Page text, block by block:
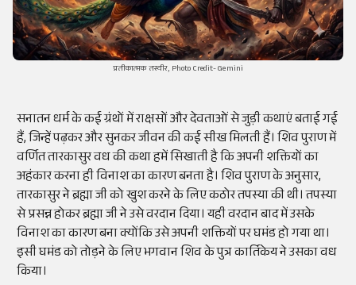
प्रतीकात्मक तस्वीर, Photo Credit- Gemini
सनातन धर्म के कई ग्रंथों में राक्षसों और देवताओं से जुड़ी कथाएं बताई गई
हैं, जिन्हें पढ़कर और सुनकर जीवन की कई सीख मिलती हैं। शिव पुराण में
वर्णित तारकासुर वध की कथा हमें सिखाती है कि अपनी शक्तियों का
अहंकार करना ही विनाश का कारण बनता है। शिव पुराण के अनुसार,
तारकासुर ने ब्रह्मा जी को खुश करने के लिए कठोर तपस्या की थी। तपस्या
से प्रसन्न होकर ब्रह्मा जी ने उसे वरदान दिया। यही वरदान बाद में उसके
विनाश का कारण बना क्योंकि उसे अपनी शक्तियों पर घमंड हो गया था।
इसी घमंड को तोड़ने के लिए भगवान शिव के पुत्र कार्तिकेय ने उसका वध
किया।